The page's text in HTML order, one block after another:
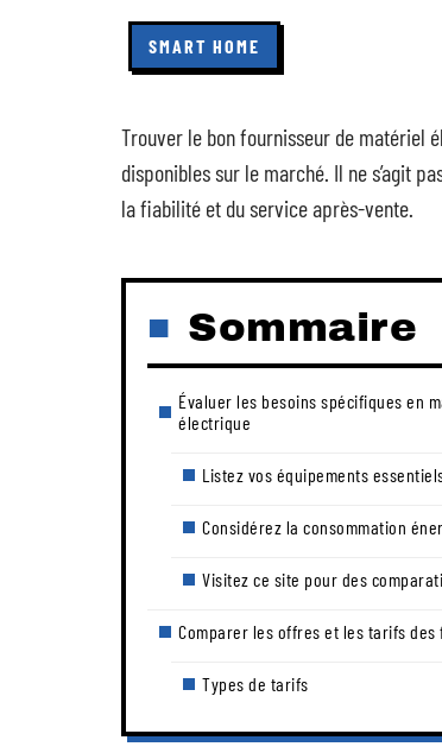
SMART HOME
Trouver le bon fournisseur de matériel
disponibles sur le marché. Il ne s’agit
la fiabilité et du service après-vente.
Sommaire
Évaluer les besoins spécifiques en
électrique
Listez vos équipements
Considérez la consommation
Visitez ce site pour des
Comparer les offres et les tarifs des
Types de tarifs